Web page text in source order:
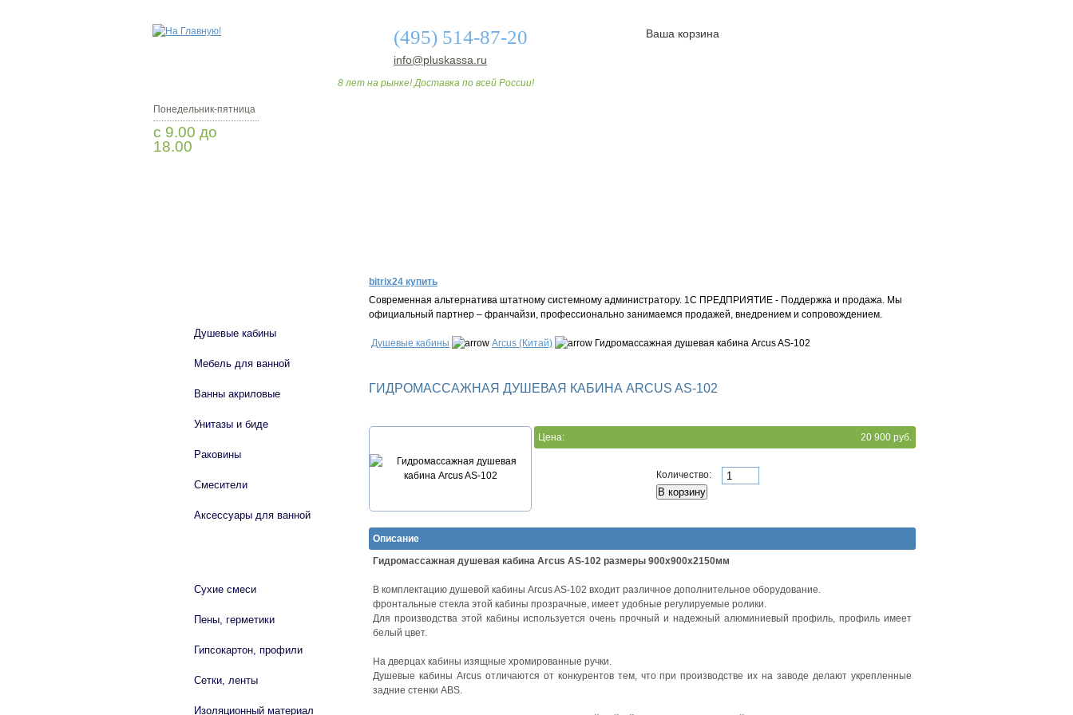
(495) 514-87-20
info@pluskassa.ru
8 лет на рынке! Доставка по всей России!
Ваша корзина
Понедельник-пятница
с 9.00 до
18.00
bitrix24 купить
Современная альтернатива штатному системному администратору. 1С ПРЕДПРИЯТИЕ - Поддержка и продажа. Мы
официальный партнер – франчайзи, профессионально занимаемся продажей, внедрением и сопровождением.
Душевые кабины Arcus (Китай) Гидромассажная душевая кабина Arcus AS-102
ГИДРОМАССАЖНАЯ ДУШЕВАЯ КАБИНА ARCUS AS-102
Цена: 20 900 руб.
Количество:
Описание
Гидромассажная душевая кабина Arcus AS-102 размеры 900х900х2150мм
В комплектацию душевой кабины Arcus AS-102 входит различное дополнительное оборудование.
фронтальные стекла этой кабины прозрачные, имеет удобные регулируемые ролики.
Для производства этой кабины используется очень прочный и надежный алюминиевый профиль, профиль имеет
белый цвет.
На дверцах кабины изящные хромированные ручки.
Душевые кабины Arcus отличаются от конкурентов тем, что при производстве их на заводе делают укрепленные
задние стенки ABS.
Душевые кабины
Мебель для ванной
Ванны акриловые
Унитазы и биде
Раковины
Смесители
Аксессуары для ванной
Сухие смеси
Пены, герметики
Гипсокартон, профили
Сетки, ленты
Изоляционный материал